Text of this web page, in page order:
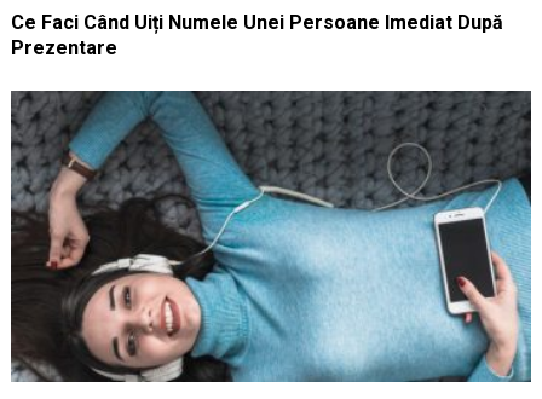
Ce Faci Când Uiți Numele Unei Persoane Imediat După
Prezentare